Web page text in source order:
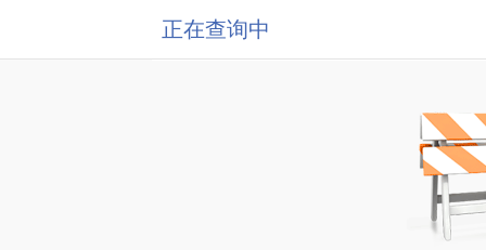
正在查询中